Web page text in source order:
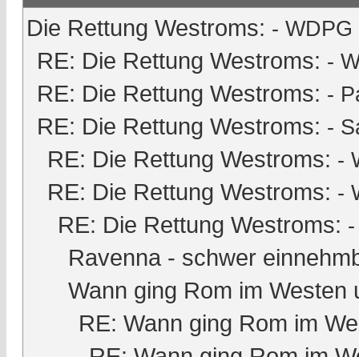
Die Rettung Westroms: -
RE: Die Rettung Westroms: -
RE: Die Rettung Westroms: -
RE: Die Rettung Westroms: -
RE: Die Rettung Westroms: -
RE: Die Rettung Westroms: -
RE: Die Rettung Westroms:
Ravenna - schwer
Wann ging Rom im Westen
RE: Wann ging Rom im